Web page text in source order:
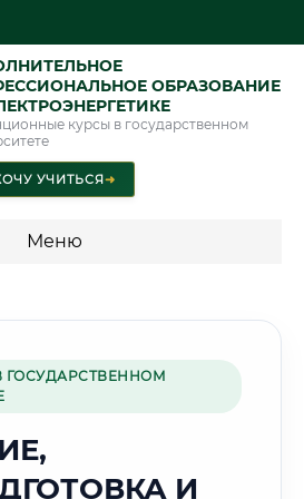
ОБРАЗОВАНИЕ
курсы в государственном
УЧИТЬСЯ➜
Меню
🌾
Г. БЕЛГОРОД
ГОСУДАРСТВЕННОМ
И